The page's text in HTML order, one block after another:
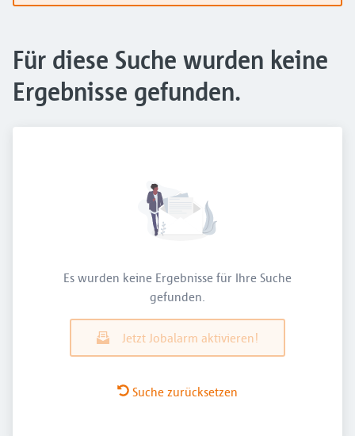
Für diese Suche wurden keine
Ergebnisse gefunden.
Es wurden keine Ergebnisse für Ihre Suche
gefunden.
Jetzt Jobalarm aktivieren!
Suche zurücksetzen